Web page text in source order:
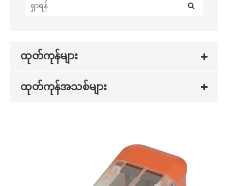
ထုတ်ကုန်များ
ထုတ်ကုန်အသစ်များ